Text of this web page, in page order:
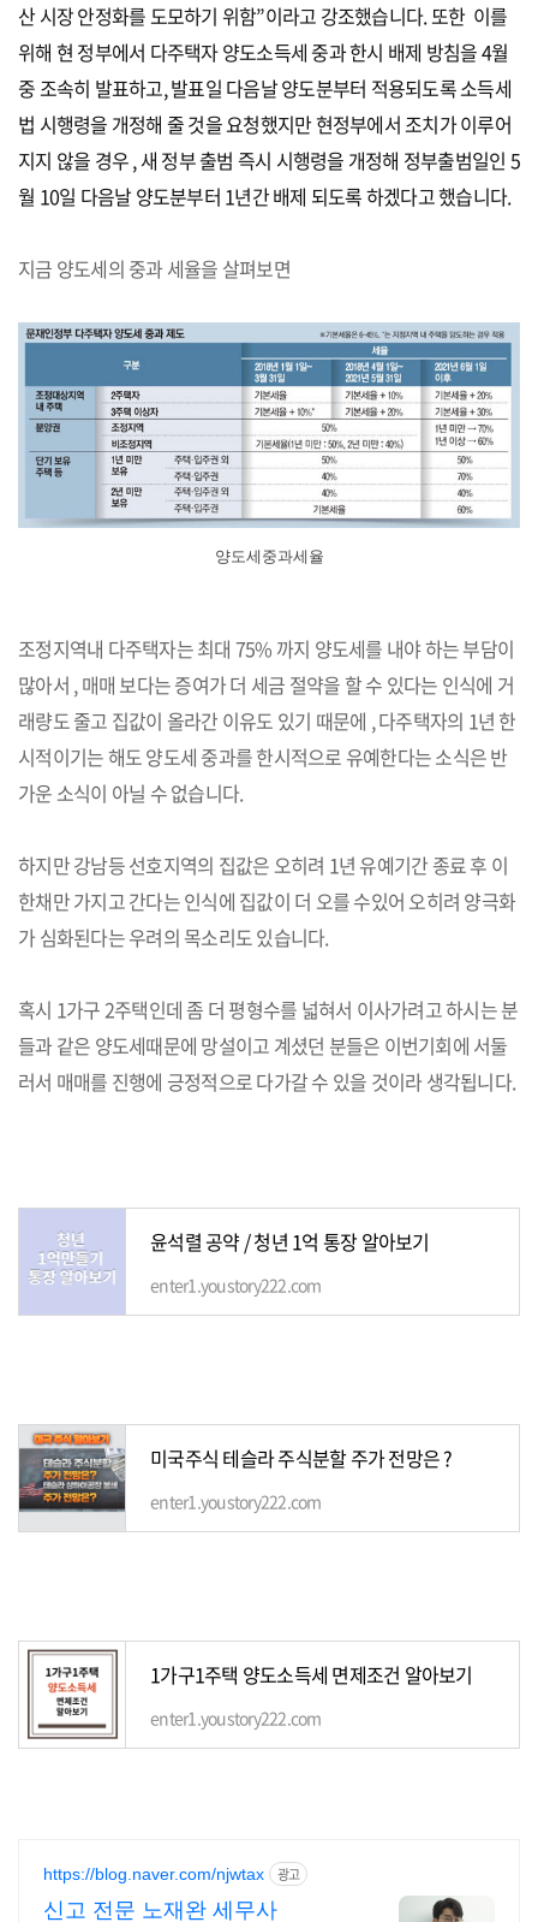
산 시장 안정화를 도모하기 위함”이라고 강조했습니다. 또한 이를
위해 현 정부에서 다주택자 양도소득세 중과 한시 배제 방침을 4월
중 조속히 발표하고, 발표일 다음날 양도분부터 적용되도록 소득세
법 시행령을 개정해 줄 것을 요청했지만 현정부에서 조치가 이루어
지지 않을 경우 , 새 정부 출범 즉시 시행령을 개정해 정부출범일인 5
월 10일 다음날 양도분부터 1년간 배제 되도록 하겠다고 했습니다.
지금 양도세의 중과 세율을 살펴보면
양도세중과세율
조정지역내 다주택자는 최대 75% 까지 양도세를 내야 하는 부담이
많아서 , 매매 보다는 증여가 더 세금 절약을 할 수 있다는 인식에 거
래량도 줄고 집값이 올라간 이유도 있기 때문에 , 다주택자의 1년 한
시적이기는 해도 양도세 중과를 한시적으로 유예한다는 소식은 반
가운 소식이 아닐 수 없습니다.
하지만 강남등 선호지역의 집값은 오히려 1년 유예기간 종료 후 이
한채만 가지고 간다는 인식에 집값이 더 오를 수있어 오히려 양극화
가 심화된다는 우려의 목소리도 있습니다.
혹시 1가구 2주택인데 좀 더 평형수를 넓혀서 이사가려고 하시는 분
들과 같은 양도세때문에 망설이고 계셨던 분들은 이번기회에 서둘
러서 매매를 진행에 긍정적으로 다가갈 수 있을 것이라 생각됩니다.
윤석렬 공약 / 청년 1억 통장 알아보기
enter1.youstory222.com
미국주식 테슬라 주식분할 주가 전망은 ?
enter1.youstory222.com
1가구1주택 양도소득세 면제조건 알아보기
enter1.youstory222.com
https://blog.naver.com/njwtax 광고
신고 전문 노재완 세무사